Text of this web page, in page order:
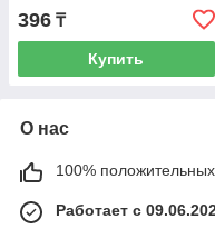
396 ₸
Купить
О нас
100%
Работает с